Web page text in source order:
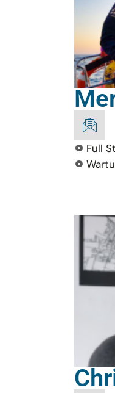
Full